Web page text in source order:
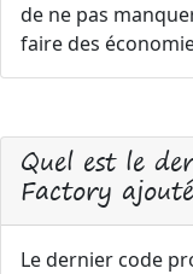
de ne pas
faire des
Quel est le
Factory
Le dernier code